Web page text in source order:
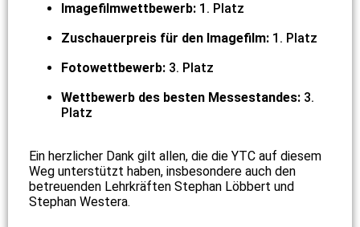
Imagefilmwettbewerb: 1. Platz
Zuschauerpreis für den Imagefilm: 1. Platz
Fotowettbewerb: 3. Platz
Wettbewerb des besten Messestandes: 3.
Platz
Ein herzlicher Dank gilt allen, die die YTC auf diesem
Weg unterstützt haben, insbesondere auch den
betreuenden Lehrkräften Stephan Löbbert und
Stephan Westera.